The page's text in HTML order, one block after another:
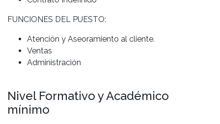
FUNCIONES DEL PUESTO:
Atención y Aseoramiento al cliente.
Ventas
Administración
Nivel Formativo y Académico
mínimo